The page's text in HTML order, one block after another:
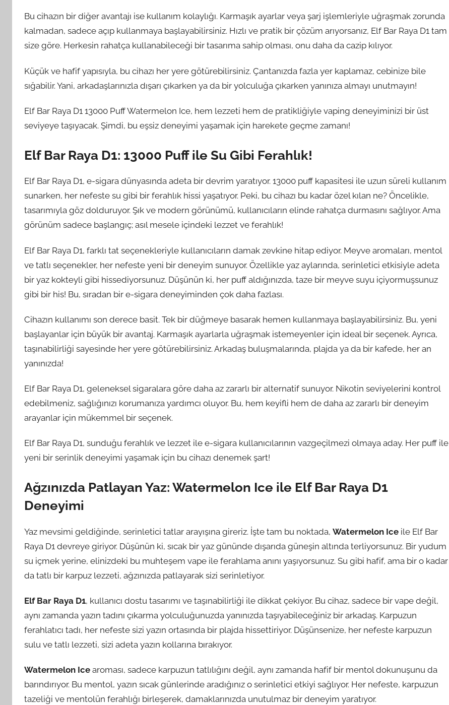
Bu cihazın bir diğer avantajı ise kullanım kolaylığı. Karmaşık ayarlar veya şarj işlemleriyle uğraşmak zorunda
kalmadan, sadece açıp kullanmaya başlayabilirsiniz. Hızlı ve pratik bir çözüm arıyorsanız, Elf Bar Raya D1 tam
size göre. Herkesin rahatça kullanabileceği bir tasarıma sahip olması, onu daha da cazip kılıyor.
Küçük ve hafif yapısıyla, bu cihazı her yere götürebilirsiniz. Çantanızda fazla yer kaplamaz, cebinize bile
sığabilir. Yani, arkadaşlarınızla dışarı çıkarken ya da bir yolculuğa çıkarken yanınıza almayı unutmayın!
Elf Bar Raya D1 13000 Puff Watermelon Ice, hem lezzeti hem de pratikliğiyle vaping deneyiminizi bir üst
seviyeye taşıyacak. Şimdi, bu eşsiz deneyimi yaşamak için harekete geçme zamanı!
Elf Bar Raya D1: 13000 Puff ile Su Gibi Ferahlık!
Elf Bar Raya D1, e-sigara dünyasında adeta bir devrim yaratıyor. 13000 puff kapasitesi ile uzun süreli kullanım
sunarken, her nefeste su gibi bir ferahlık hissi yaşatıyor. Peki, bu cihazı bu kadar özel kılan ne? Öncelikle,
tasarımıyla göz dolduruyor. Şık ve modern görünümü, kullanıcıların elinde rahatça durmasını sağlıyor. Ama
görünüm sadece başlangıç; asıl mesele içindeki lezzet ve ferahlık!
Elf Bar Raya D1, farklı tat seçenekleriyle kullanıcıların damak zevkine hitap ediyor. Meyve aromaları, mentol
ve tatlı seçenekler, her nefeste yeni bir deneyim sunuyor. Özellikle yaz aylarında, serinletici etkisiyle adeta
bir yaz kokteyli gibi hissediyorsunuz. Düşünün ki, her puff aldığınızda, taze bir meyve suyu içiyormuşsunuz
gibi bir his! Bu, sıradan bir e-sigara deneyiminden çok daha fazlası.
Cihazın kullanımı son derece basit. Tek bir düğmeye basarak hemen kullanmaya başlayabilirsiniz. Bu, yeni
başlayanlar için büyük bir avantaj. Karmaşık ayarlarla uğraşmak istemeyenler için ideal bir seçenek. Ayrıca,
taşınabilirliği sayesinde her yere götürebilirsiniz. Arkadaş buluşmalarında, plajda ya da bir kafede, her an
yanınızda!
Elf Bar Raya D1, geleneksel sigaralara göre daha az zararlı bir alternatif sunuyor. Nikotin seviyelerini kontrol
edebilmeniz, sağlığınızı korumanıza yardımcı oluyor. Bu, hem keyifli hem de daha az zararlı bir deneyim
arayanlar için mükemmel bir seçenek.
Elf Bar Raya D1, sunduğu ferahlık ve lezzet ile e-sigara kullanıcılarının vazgeçilmezi olmaya aday. Her puff ile
yeni bir serinlik deneyimi yaşamak için bu cihazı denemek şart!
Ağzınızda Patlayan Yaz: Watermelon Ice ile Elf Bar Raya D1
Deneyimi
Yaz mevsimi geldiğinde, serinletici tatlar arayışına gireriz. İşte tam bu noktada, Watermelon Ice ile Elf Bar
Raya D1 devreye giriyor. Düşünün ki, sıcak bir yaz gününde dışarıda güneşin altında terliyorsunuz. Bir yudum
su içmek yerine, elinizdeki bu muhteşem vape ile ferahlama anını yaşıyorsunuz. Su gibi hafif, ama bir o kadar
da tatlı bir karpuz lezzeti, ağzınızda patlayarak sizi serinletiyor.
Elf Bar Raya D1, kullanıcı dostu tasarımı ve taşınabilirliği ile dikkat çekiyor. Bu cihaz, sadece bir vape değil,
aynı zamanda yazın tadını çıkarma yolculuğunuzda yanınızda taşıyabileceğiniz bir arkadaş. Karpuzun
ferahlatıcı tadı, her nefeste sizi yazın ortasında bir plajda hissettiriyor. Düşünsenize, her nefeste karpuzun
sulu ve tatlı lezzeti, sizi adeta yazın kollarına bırakıyor.
Watermelon Ice aroması, sadece karpuzun tatlılığını değil, aynı zamanda hafif bir mentol dokunuşunu da
barındırıyor. Bu mentol, yazın sıcak günlerinde aradığınız o serinletici etkiyi sağlıyor. Her nefeste, karpuzun
tazeliği ve mentolün ferahlığı birleşerek, damaklarınızda unutulmaz bir deneyim yaratıyor.